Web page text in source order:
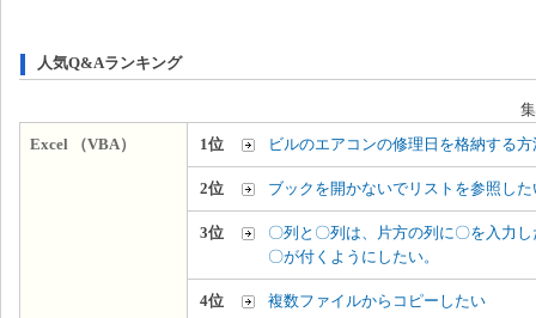
人気Q&Aランキング
Excel （VBA）
1位 ビルのエアコンの修理日を格納する方
2位 ブックを開かないでリストを参照した
3位
〇列と〇列は、片方の列に〇を入力
〇が付くようにしたい。
4位 複数ファイルからコピーしたい